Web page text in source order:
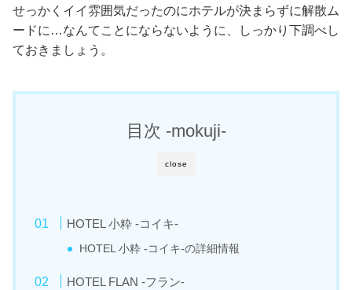
せっかくイイ雰囲気だったのにホテルが決まらずに解散ム
ードに…なんてことにならないように、しっかり下調べし
ておきましょう。
close
目次 -mokuji-
HOTEL 小粋 -コイキ-
HOTEL 小粋 -コイキ-の詳細情報
HOTEL FLAN -フラン-